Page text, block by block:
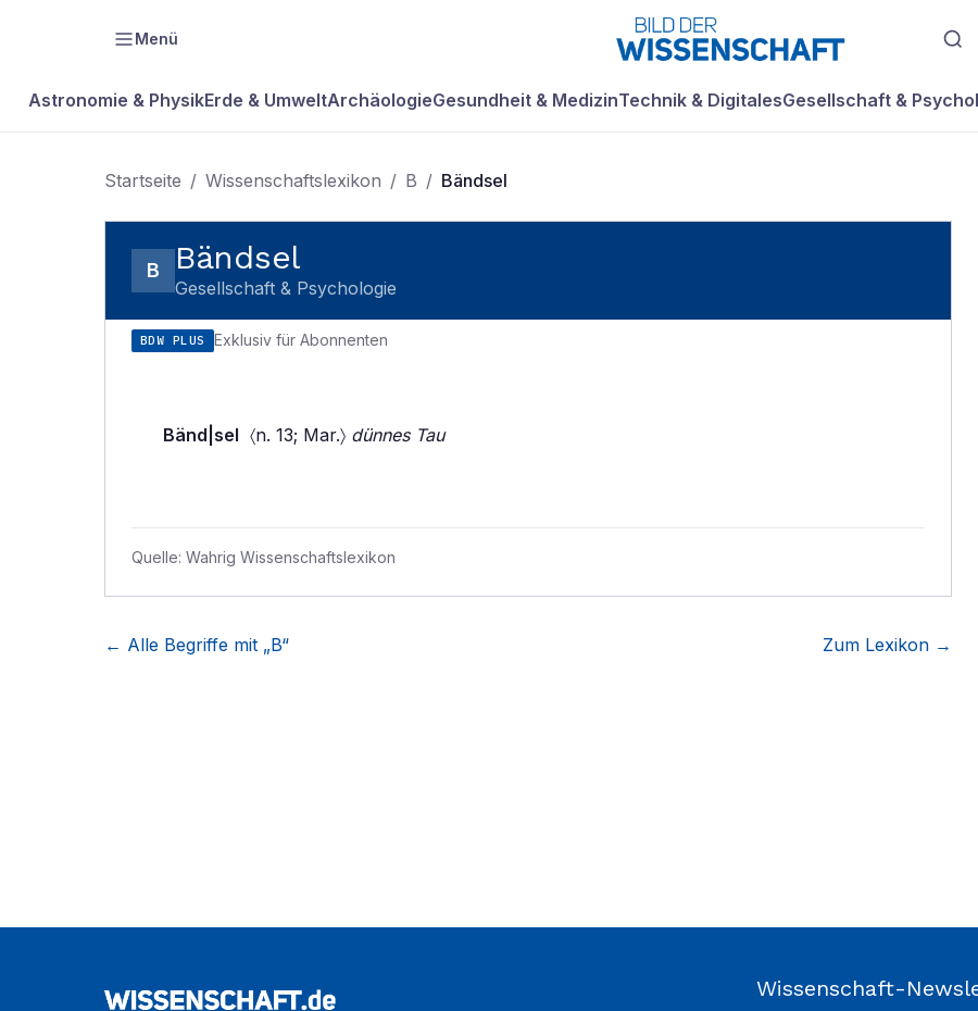
Menü
Astronomie & PhysikErde & UmweltArchäologieGesundheit & MedizinTechnik & DigitalesGesellschaft &
Startseite / Wissenschaftslexikon / B / Bändsel
B Bändsel
Gesellschaft & Psychologie
BDW PLUS Exklusiv für Abonnenten
Bänd|sel 〈n. 13; Mar.〉 dünnes Tau
Quelle: Wahrig Wissenschaftslexikon
← Alle Begriffe mit „B“ Zum Lexikon →
Wissenschaft-